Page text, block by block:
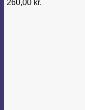
260,00 kr.